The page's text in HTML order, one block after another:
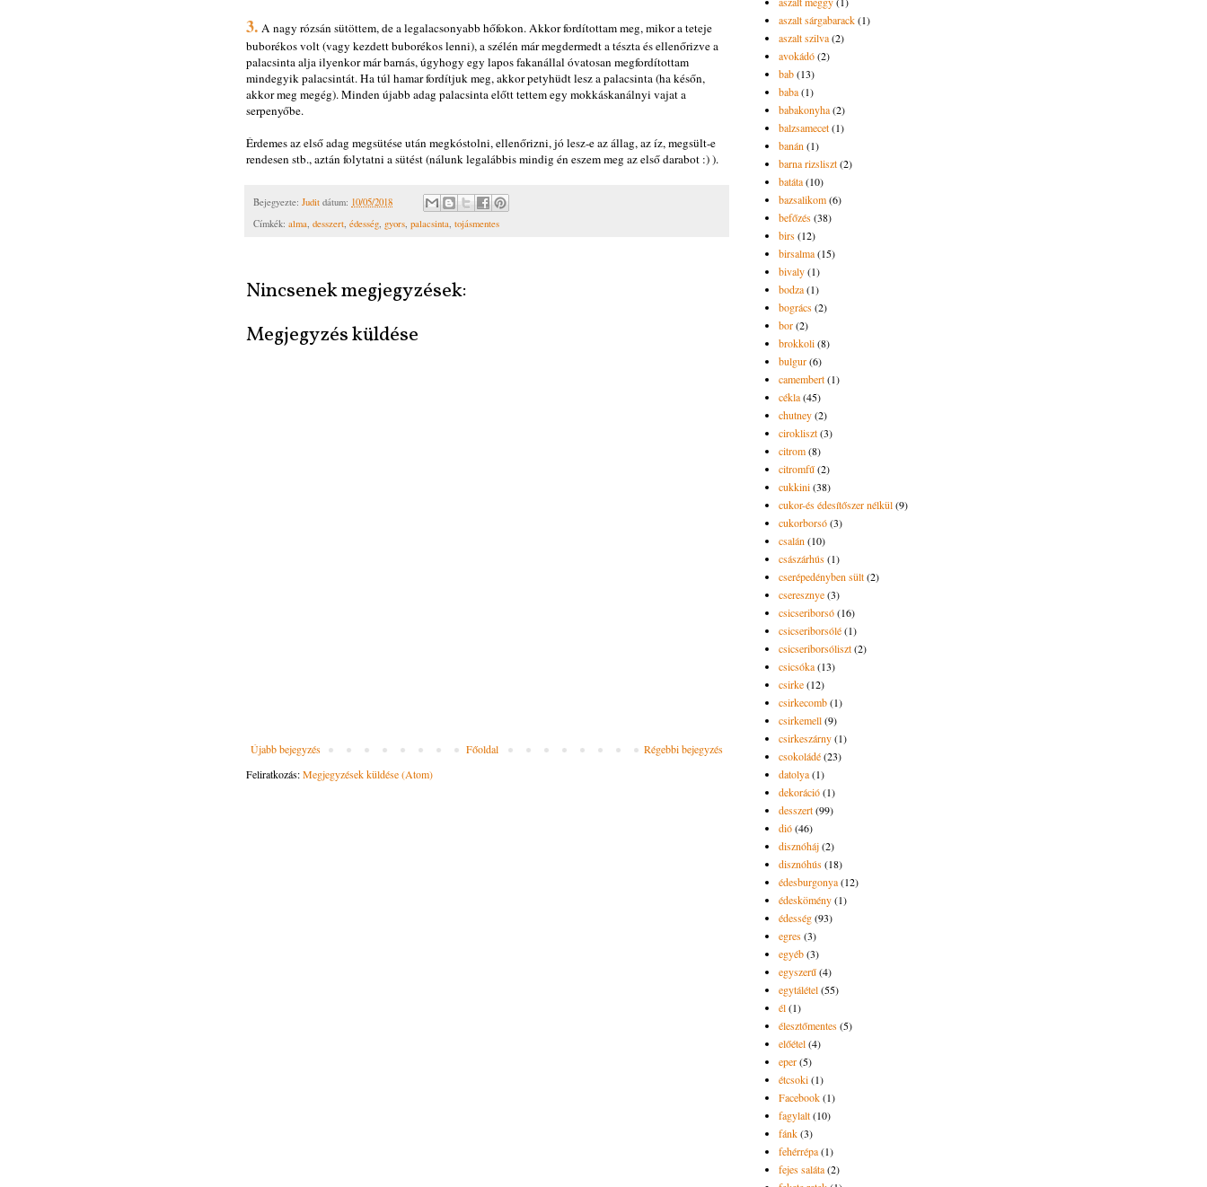
3. A nagy rózsán sütöttem, de a legalacsonyabb hőfokon. Akkor fordítottam meg, mikor a teteje
buborékos volt (vagy kezdett buborékos lenni), a szélén már megdermedt a tészta és ellenőrizve a
palacsinta alja ilyenkor már barnás, úgyhogy egy lapos fakanállal óvatosan megfordítottam
mindegyik palacsintát. Ha túl hamar fordítjuk meg, akkor petyhüdt lesz a palacsinta (ha későn,
akkor meg megég). Minden újabb adag palacsinta előtt tettem egy mokkáskanálnyi vajat a
serpenyőbe.
Érdemes az első adag megsütése után megkóstolni, ellenőrizni, jó lesz-e az állag, az íz, megsült-e
rendesen stb., aztán folytatni a sütést (nálunk legalábbis mindig én eszem meg az első darabot :) ).
Bejegyezte: Judit dátum: 10/05/2018
Címkék: alma, desszert, édesség, gyors, palacsinta, tojásmentes
Nincsenek megjegyzések:
Megjegyzés küldése
Újabb bejegyzés Régebbi bejegyzés
Főoldal
Feliratkozás:Megjegyzések küldése (Atom)
aszalt sárgabarack(1)
aszalt szilva(2)
avokádó(2)
bab(13)
baba(1)
babakonyha(2)
balzsamecet(1)
banán(1)
barna rizsliszt(2)
batáta(10)
bazsalikom(6)
befőzés(38)
birs(12)
birsalma(15)
bivaly(1)
bodza(1)
bogrács(2)
bor(2)
brokkoli(8)
bulgur(6)
camembert(1)
cékla(45)
chutney(2)
cirokliszt(3)
citrom(8)
citromfű(2)
cukkini(38)
cukor-és édesítőszer nélkül(9)
cukorborsó(3)
csalán(10)
császárhús(1)
cserépedényben sült(2)
cseresznye(3)
csicseriborsó(16)
csicseriborsólé(1)
csicseriborsóliszt(2)
csicsóka(13)
csirke(12)
csirkecomb(1)
csirkemell(9)
csirkeszárny(1)
csokoládé(23)
datolya(1)
dekoráció(1)
desszert(99)
dió(46)
disznóháj(2)
disznóhús(18)
édesburgonya(12)
édeskömény(1)
édesség(93)
egres(3)
egyéb(3)
egyszerű(4)
egytálétel(55)
él(1)
élesztőmentes(5)
előétel(4)
eper(5)
étcsoki(1)
Facebook(1)
fagylalt(10)
fánk(3)
fehérrépa(1)
fejes saláta(2)